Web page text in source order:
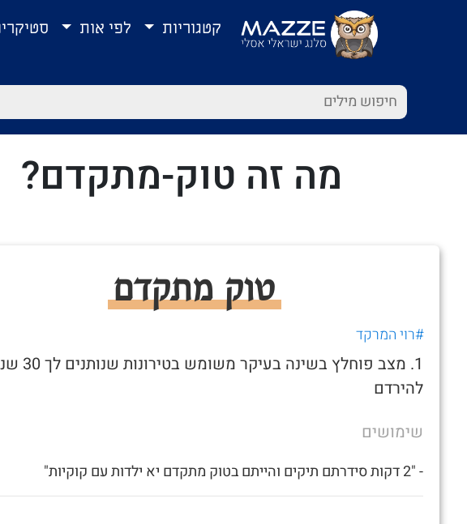
קטגוריות לפי אות
מה זה טוק-מתקדם?
טוק מתקדם
#רוי המרקד
1. מצב פוחלץ בשינה
להירדם
שימושים
- "2 דקות סידרתם תיקים והייתם בטוק מתקדם יא ילדות עם קוקיות"